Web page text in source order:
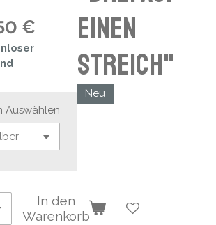
einen
Streich"
Neu
€
Auswählen
In den
Warenkorb